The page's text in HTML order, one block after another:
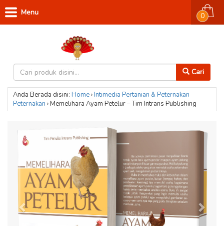
Cari
0
Menu
Anda Berada disini: Home›Intimedia Pertanian & Peternakan
Peternakan ›Memelihara Ayam Petelur – Tim Intrans Publishing